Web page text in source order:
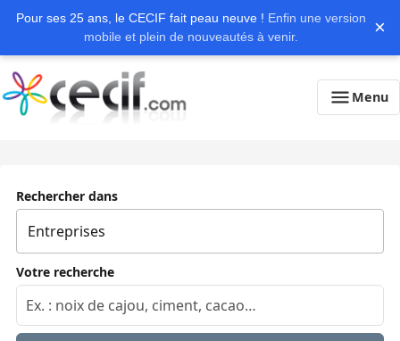
Pour ses 25 ans, le CECIF fait peau neuve ! Enfin une version
mobile et plein de nouveautés à venir.
×
Menu
Rechercher dans
Votre recherche